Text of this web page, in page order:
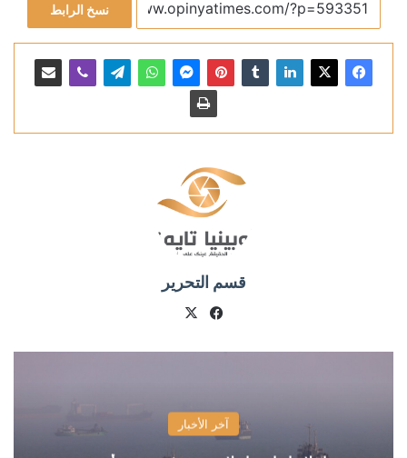
نسخ الرابط
قسم التحرير
فيسبوك
آخر الأخبار